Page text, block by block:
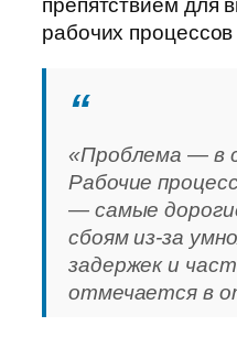
препятствием для
рабочих процессов
«Проблема — в
Рабочие
— самые
сбоям из‑за
задержек и
отмечается в